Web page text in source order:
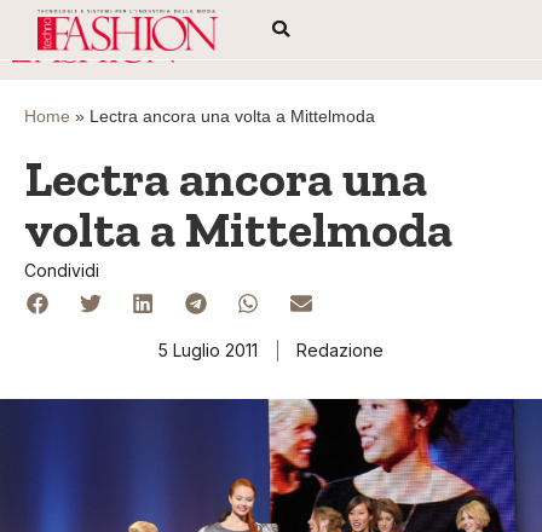
Home » Lectra ancora una volta a Mittelmoda
Lectra ancora una
volta a Mittelmoda
Condividi
5 Luglio 2011 Redazione